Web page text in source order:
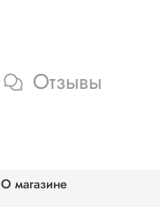
Отзывы
О магазине